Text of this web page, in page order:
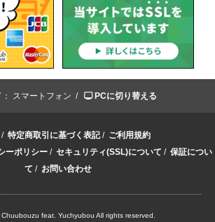
スマートフォン / PCに切り替える
/ 特定商取引に基づく表記/ ご利用規約
ーポリシー/ セキュリティ(SSL)について / 保証につい
て / お問い合わせ
feat. Yuchyubou All rights reserved.